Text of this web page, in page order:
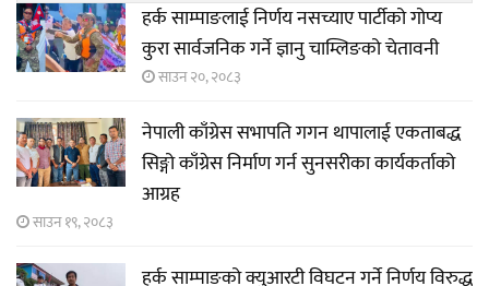
हर्क साम्पाङलाई निर्णय नसच्याए पार्टीको गोप्य
कुरा सार्वजनिक गर्ने ज्ञानु चाम्लिङको चेतावनी
साउन २०, २०८३
नेपाली काँग्रेस सभापति गगन थापालाई एकताबद्ध
सिङ्गो काँग्रेस निर्माण गर्न सुनसरीका कार्यकर्ताको
आग्रह
साउन १९, २०८३
हर्क साम्पाङको क्युआरटी विघटन गर्ने निर्णय विरुद्ध